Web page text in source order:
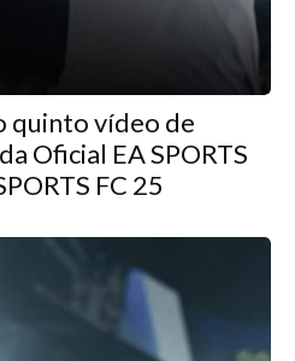
quinto vídeo de
Oficial EA SPORTS
FC 25